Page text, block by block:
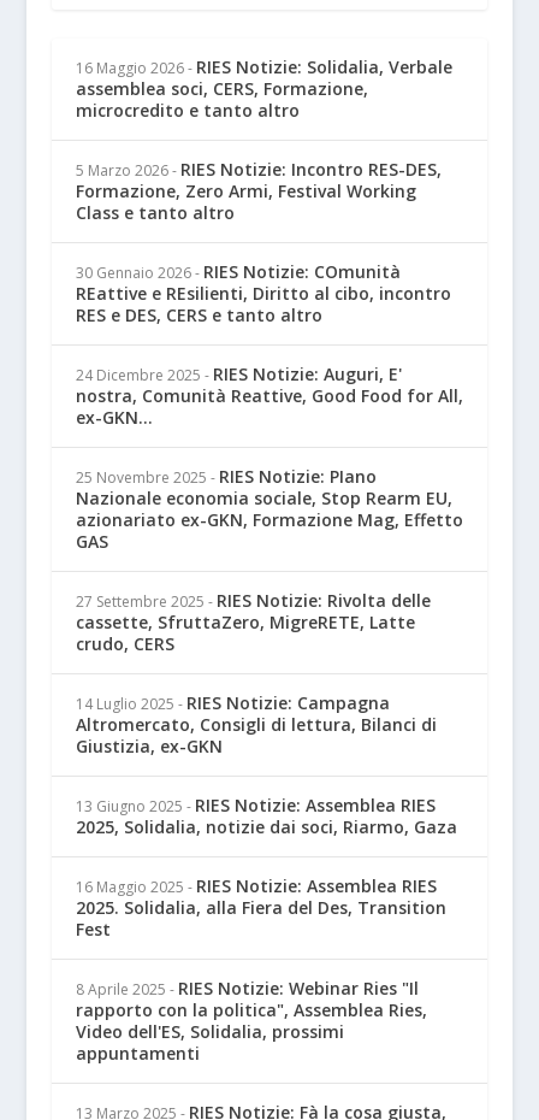
16 Maggio 2026 - RIES Notizie: Solidalia, Verbale
assemblea soci, CERS, Formazione,
microcredito e tanto altro
5 Marzo 2026 - RIES Notizie: Incontro RES-DES,
Formazione, Zero Armi, Festival Working
Class e tanto altro
30 Gennaio 2026 - RIES Notizie: COmunità
REattive e REsilienti, Diritto al cibo, incontro
RES e DES, CERS e tanto altro
24 Dicembre 2025 - RIES Notizie: Auguri, E'
nostra, Comunità Reattive, Good Food for All,
ex-GKN...
25 Novembre 2025 - RIES Notizie: PIano
Nazionale economia sociale, Stop Rearm EU,
azionariato ex-GKN, Formazione Mag, Effetto
GAS
27 Settembre 2025 - RIES Notizie: Rivolta delle
cassette, SfruttaZero, MigreRETE, Latte
crudo, CERS
14 Luglio 2025 - RIES Notizie: Campagna
Altromercato, Consigli di lettura, Bilanci di
Giustizia, ex-GKN
13 Giugno 2025 - RIES Notizie: Assemblea RIES
2025, Solidalia, notizie dai soci, Riarmo, Gaza
16 Maggio 2025 - RIES Notizie: Assemblea RIES
2025. Solidalia, alla Fiera del Des, Transition
Fest
8 Aprile 2025 - RIES Notizie: Webinar Ries "Il
rapporto con la politica", Assemblea Ries,
Video dell'ES, Solidalia, prossimi
appuntamenti
13 Marzo 2025 - RIES Notizie: Fà la cosa giusta,